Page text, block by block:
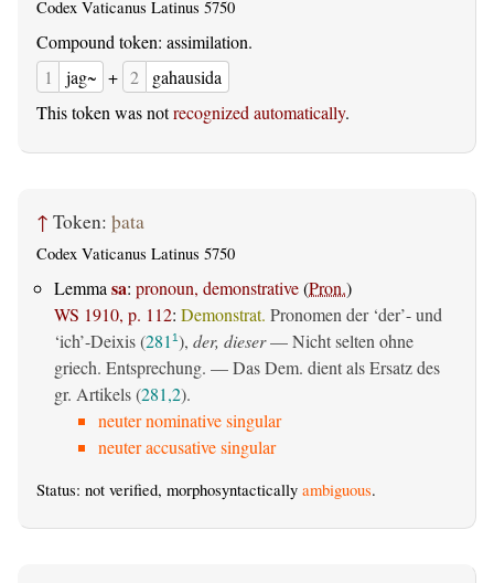
Codex Vaticanus Latinus 5750
Compound token: assimilation.
1
jag~ + 2
gahausida
This token was notrecognized automatically.
↑ Token: þata
Codex Vaticanus Latinus 5750
Lemma sa: pronoun, demonstrative(Pron.)
WS 1910, p. 112: Demonstrat. Pronomen der ‘der’- und
‘ich’-Deixis (281 1), der, dieser— Nicht selten ohne
griech. Entsprechung. — Das Dem. dient als Ersatz des
gr. Artikels (281,2).
neuter nominative singular
neuter accusative singular
Status: not verified, morphosyntactically ambiguous.